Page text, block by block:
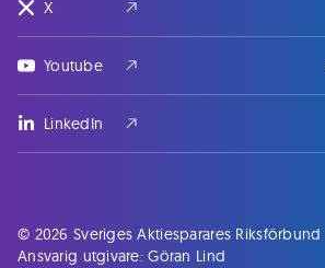
X
Youtube
LinkedIn
© 2026 Sveriges Aktiesparares Riksförbund
Ansvarig utgivare: Göran Lind